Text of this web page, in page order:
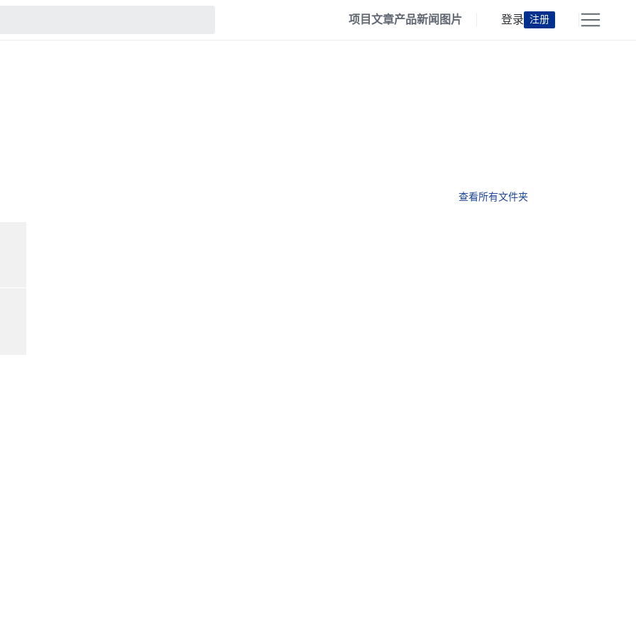
项目文章产品新闻 图片 登录 注册
查看所有文件夹